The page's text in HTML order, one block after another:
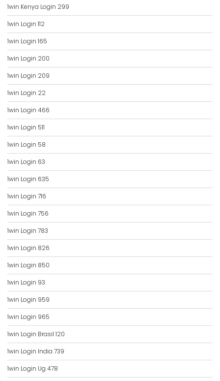
1win Kenya Login 299
1win Login 112
1win Login 165
1win Login 200
1win Login 209
1win Login 22
1win Login 466
1win Login 511
1win Login 58
1win Login 63
1win Login 635
1win Login 716
1win Login 756
1win Login 783
1win Login 826
1win Login 850
1win Login 93
1win Login 959
1win Login 965
1win Login Brasil 120
1win Login India 739
1win Login Ug 478